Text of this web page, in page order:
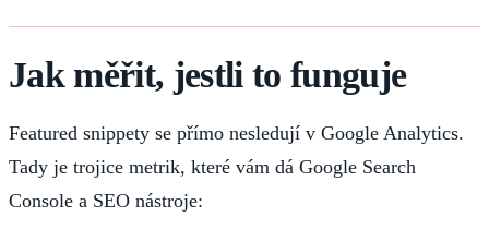
Jak měřit, jestli to funguje
Featured snippety se přímo nesledují v Google Analytics.
Tady je trojice metrik, které vám dá Google Search
Console a SEO nástroje: